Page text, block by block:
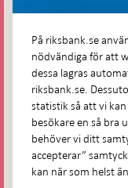
Hitta direkt
Frågor och svar-
i
Till Riksbankens
Presskontakt
Integritetspolicy
På riksbank.se
nödvändiga för att
dessa lagras
riksbank.se.
statistik så att vi
besökare en så bra
behöver vi ditt
accepterar”
kan när som helst